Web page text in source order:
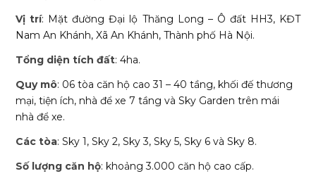
Vị trí: Mặt đường Đại lộ Thăng Long – Ô đất HH3, KĐT
Nam An Khánh, Xã An Khánh, Thành phố Hà Nội.
Tổng diện tích đất: 4ha.
Quy mô: 06 tòa căn hộ cao 31 – 40 tầng, khối đế thương
mại, tiện ích, nhà để xe 7 tầng và Sky Garden trên mái
nhà để xe.
Các tòa: Sky 1, Sky 2, Sky 3, Sky 5, Sky 6 và Sky 8.
Số lượng căn hộ: khoảng 3.000 căn hộ cao cấp.